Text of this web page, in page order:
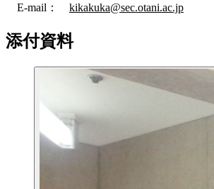
E-mail： kikakuka@sec.otani.ac.jp
添付資料